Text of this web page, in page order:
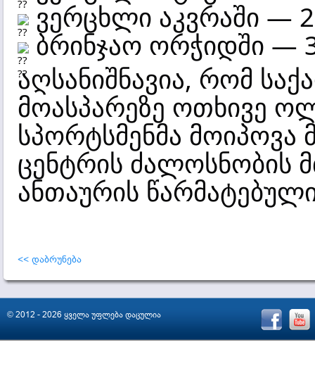
ვერცხლი აკვრაში —
ბრინჯაო ორჭიდში —
აღსანიშნავია, რომ
მოასპარეზე ოთხივე
სპორტსმენმა
ცენტრის ძალოსნობის
ანთაურის
<< დაბრუნება
© 2012 - 2026 ყველა უფლება დაცულია